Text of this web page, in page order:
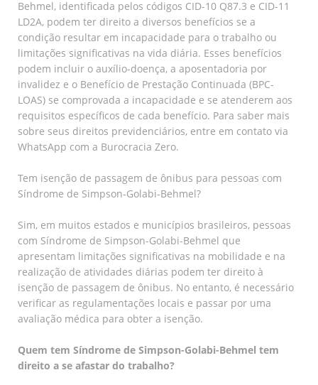
Behmel, identificada pelos códigos CID-10 Q87.3 e CID-11
LD2A, podem ter direito a diversos benefícios se a
condição resultar em incapacidade para o trabalho ou
limitações significativas na vida diária. Esses benefícios
podem incluir o auxílio-doença, a aposentadoria por
invalidez e o Benefício de Prestação Continuada (BPC-
LOAS) se comprovada a incapacidade e se atenderem aos
requisitos específicos de cada benefício. Para saber mais
sobre seus direitos previdenciários, entre em contato via
WhatsApp com a Burocracia Zero.
Tem isenção de passagem de ônibus para pessoas com
Síndrome de Simpson-Golabi-Behmel?
Sim, em muitos estados e municípios brasileiros, pessoas
com Síndrome de Simpson-Golabi-Behmel que
apresentam limitações significativas na mobilidade e na
realização de atividades diárias podem ter direito à
isenção de passagem de ônibus. No entanto, é necessário
verificar as regulamentações locais e passar por uma
avaliação médica para obter a isenção.
Quem tem Síndrome de Simpson-Golabi-Behmel tem
direito a se afastar do trabalho?